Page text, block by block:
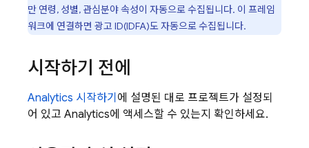
만 연령, 성별, 관심분야 속성이 자동으로 수집됩니다. 이 프레임
워크에 연결하면 광고 ID(IDFA)도 자동으로 수집됩니다.
시작하기 전에
Analytics 시작하기 에 설명된 대로 프로젝트가 설정되
어 있고 Analytics에 액세스할 수 있는지 확인하세요.